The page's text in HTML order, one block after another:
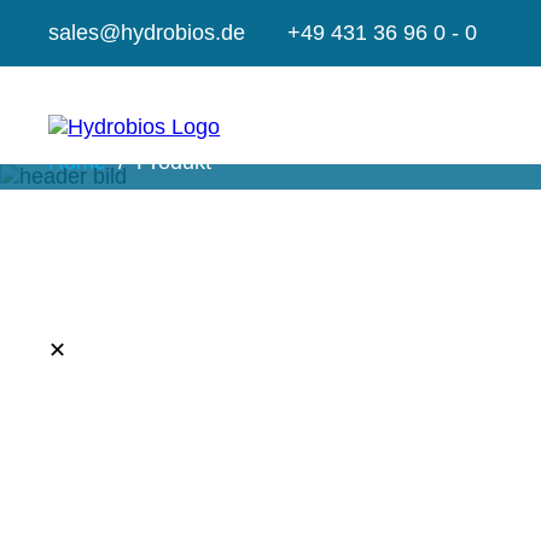
sales@hydrobios.de +49 431 36 96 0 - 0
Home Produkt
✕